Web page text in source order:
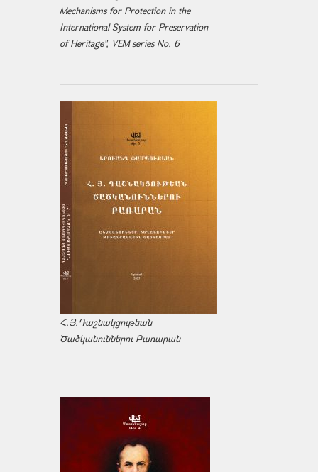
Mechanisms for Protection in the
International System for Preservation
of Heritage", VEM series No. 6
Հ.Յ.Դաշնակցութեան
Ծածկանուններու Բառարան